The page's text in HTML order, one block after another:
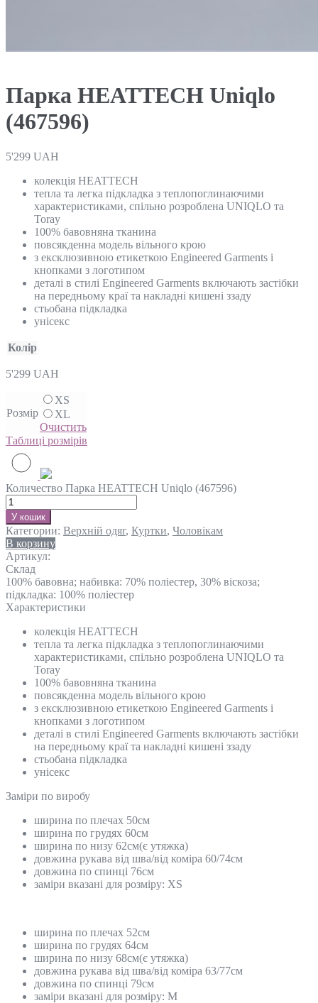
Парка HEATTECH Uniqlo
(467596)
5'299 UAH
колекція HEATTECH
тепла та легка підкладка з теплопоглинаючими
характеристиками, спільно розроблена UNIQLO та
Toray
100% бавовняна тканина
повсякденна модель вільного крою
з ексклюзивною етикеткою Engineered Garments і
кнопками з логотипом
деталі в стилі Engineered Garments включають застібки
на передньому краї та накладні кишені ззаду
стьобана підкладка
унісекс
Колір
5'299 UAH
Розмір
XS
XL
Очистить
Таблиці розмірів
Количество Парка HEATTECH Uniqlo (467596)
У кошик
Категории: Верхній одяг, Куртки, Чоловікам
В корзину
Артикул:
Склад
100% бавовна; набивка: 70% поліестер, 30% віскоза;
підкладка: 100% поліестер
Характеристики
колекція HEATTECH
тепла та легка підкладка з теплопоглинаючими
характеристиками, спільно розроблена UNIQLO та
Toray
100% бавовняна тканина
повсякденна модель вільного крою
з ексклюзивною етикеткою Engineered Garments і
кнопками з логотипом
деталі в стилі Engineered Garments включають застібки
на передньому краї та накладні кишені ззаду
стьобана підкладка
унісекс
Замiри по виробу
ширина по плечах 50см
ширина по грудях 60см
ширина по низу 62см(є утяжка)
довжина рукава від шва/від коміра 60/74см
довжина по спинці 76см
заміри вказані для розміру: ХS
ширина по плечах 52см
ширина по грудях 64см
ширина по низу 68см(є утяжка)
довжина рукава від шва/від коміра 63/77см
довжина по спинці 79см
заміри вказані для розміру: M